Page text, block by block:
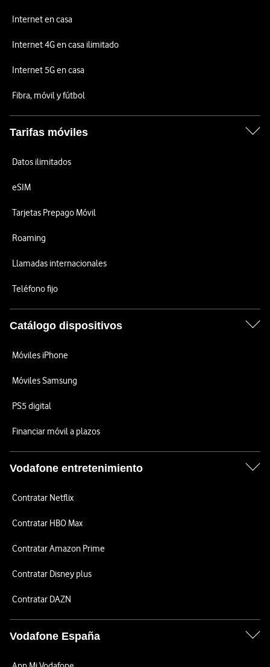
Internet en casa
Internet 4G en casa ilimitado
Internet 5G en casa
Fibra, móvil y fútbol
Tarifas móviles
Datos ilimitados
eSIM
Tarjetas Prepago Móvil
Roaming
Llamadas internacionales
Teléfono fijo
Catálogo dispositivos
Móviles iPhone
Móviles Samsung
PS5 digital
Financiar móvil a plazos
Vodafone entretenimiento
Contratar Netflix
Contratar HBO Max
Contratar Amazon Prime
Contratar Disney plus
Contratar DAZN
Vodafone España